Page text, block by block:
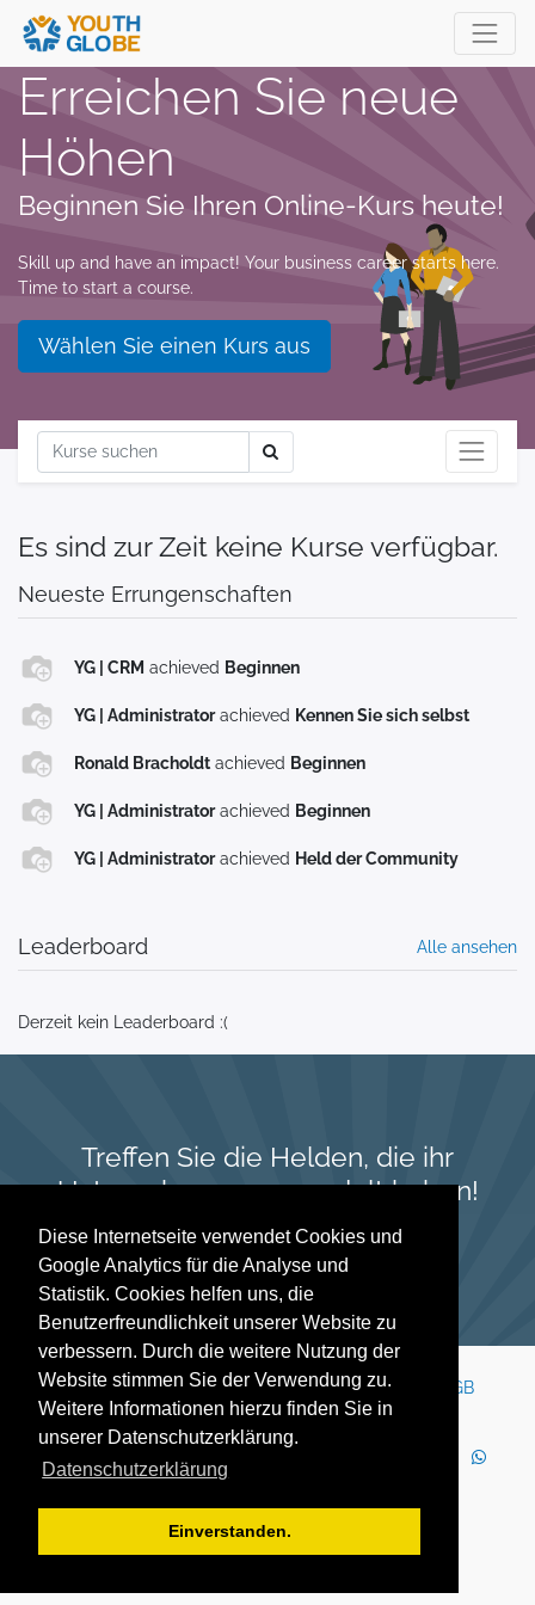
Diese Internetseite verwendet Cookies und
Google Analytics für die Analyse und
Statistik. Cookies helfen uns, die
Benutzerfreundlichkeit unserer Website zu
verbessern. Durch die weitere Nutzung der
Website stimmen Sie der Verwendung zu.
Weitere Informationen hierzu finden Sie in
unserer Datenschutzerklärung.
Datenschutzerklärung
Einverstanden.
Erreichen Sie neue
Höhen
Beginnen Sie Ihren Online-Kurs heute!
Skill up and have an impact! Your business career starts here.
Time to start a course.
Wählen Sie einen Kurs aus
Neueste Errungenschaften
YG | CRM achieved Beginnen
YG | Administratorachieved Kennen Sie sich selbst
Ronald Bracholdt achieved Beginnen
YG | Administratorachieved Beginnen
YG | Administratorachieved Held der Community
Alle ansehen
Leaderboard
Derzeit kein Leaderboard :(
Es sind zur Zeit keine Kurse verfügbar.
Treffen Sie die Helden, die ihr
Unternehmen verwandelt haben!
Go meet them
Kontakt Impressum Newsletter Karriere
AGB
Datenschutz
Nutzungsbedingungen
LinkedIn Facebook
WhatsApp
2025 Copyright © YOUTH GLOBE Europa GmbH